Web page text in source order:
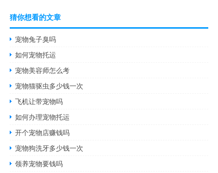
猜你想看的文章
宠物兔子臭吗
如何宠物托运
宠物美容师怎么考
宠物猫驱虫多少钱一次
飞机让带宠物吗
如何办理宠物托运
开个宠物店赚钱吗
宠物狗洗牙多少钱一次
领养宠物要钱吗